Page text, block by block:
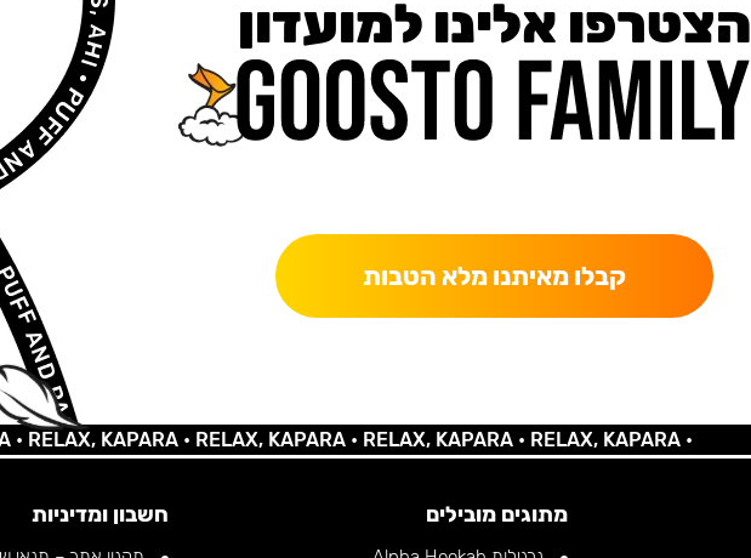
הצטרפו אלינו למועדון
קבלו מאיתנו מלא הטבות
KAPARA •RELAX, KAPARA •RELAX, KAPARA •RELAX, KAPARA •
מתוגים מובילים חשבון ומדיניות